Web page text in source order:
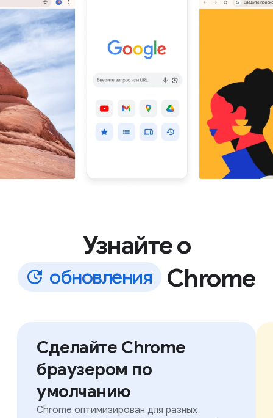
Узнайте о
обновления Chrome
Сделайте Chrome
браузером по
умолчанию
Chrome оптимизирован для разных